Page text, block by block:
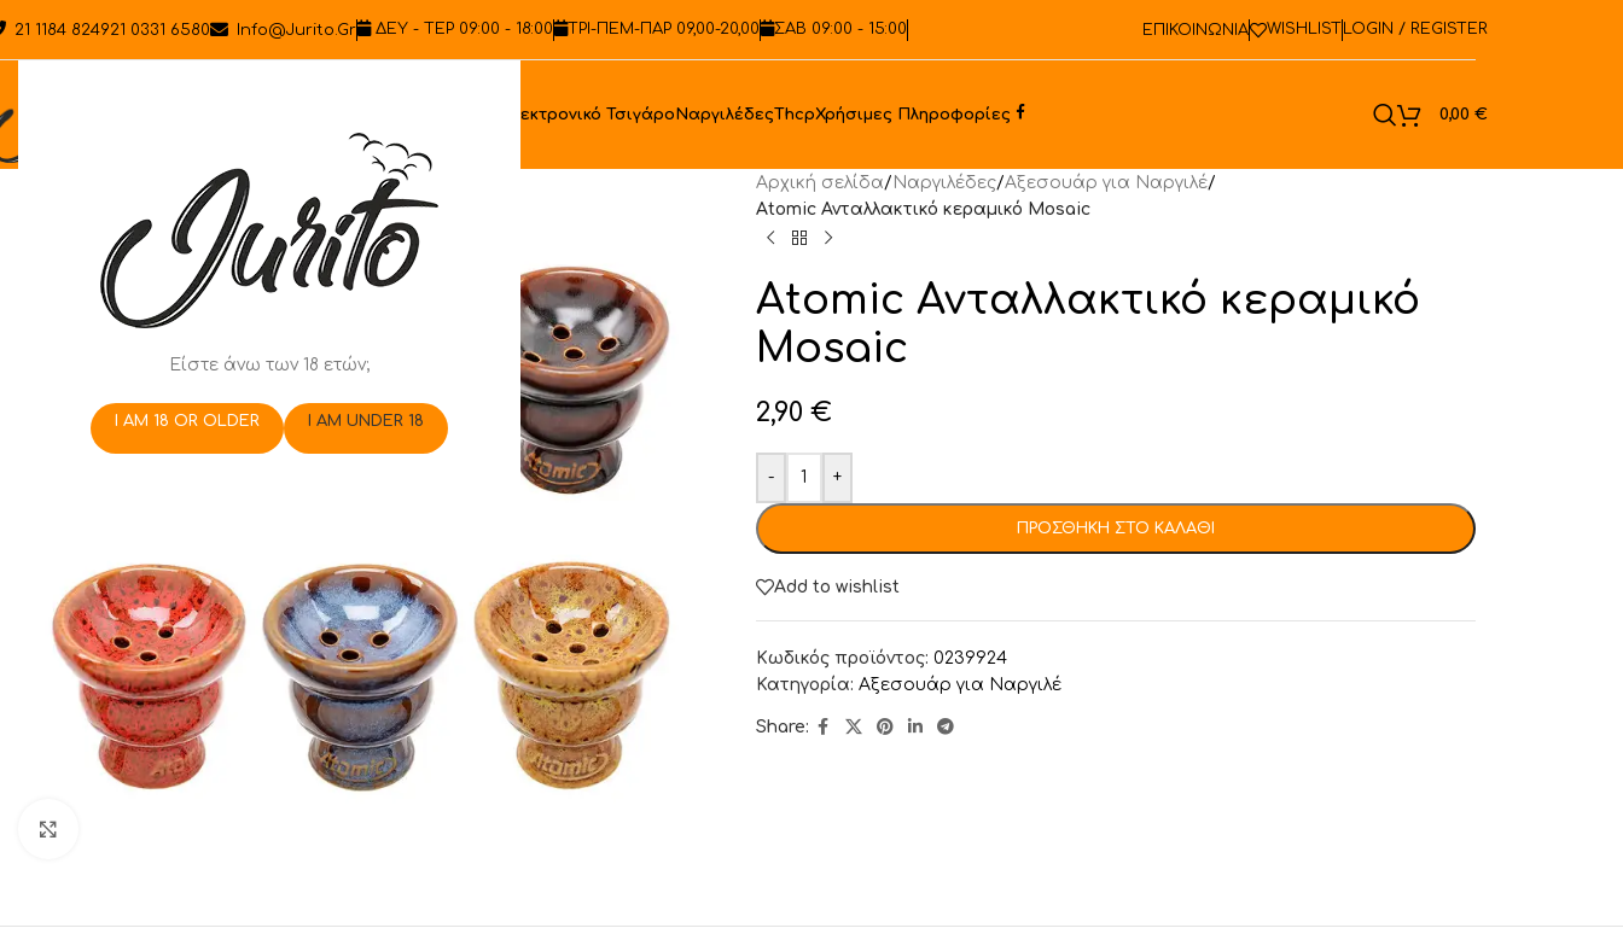
Είστε άνω των 18 ετών;
I AM 18 OR OLDER I AM UNDER 18
21 1184 824921 0331 6580 Info@jurito.gr ΔΕΥ - ΤΕΡ 09:00 - 18:00 ΤΡΙ-ΠΕΜ-ΠΑΡ 09,00-20,00 ΣΑΒ 09:00 - 15:00 ΕΠΙΚΟΙΝΩΝΙΑ WISHLIST LOGIN / REGISTER
Ηλεκτρονικό Τσιγάρο ΝαργιλέδεςThcpΧρήσιμες Πληροφορίες 0,00 €
Αρχική σελίδα/ Ναργιλέδες/Αξεσουάρ για Ναργιλέ/
Atomic Ανταλλακτικό κεραμικό Mosaic
Atomic Ανταλλακτικό κεραμικό
Mosaic
2,90 €
- +
ΠΡΟΣΘΉΚΗ ΣΤΟ ΚΑΛΆΘΙ
Add to wishlist
Κωδικός προϊόντος: 0239924
Κατηγορία: Αξεσουάρ για Ναργιλέ
Share: